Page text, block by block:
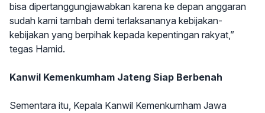
bisa dipertanggungjawabkan karena ke depan anggaran
sudah kami tambah demi terlaksananya kebijakan-
kebijakan yang berpihak kepada kepentingan rakyat,”
tegas Hamid.
Kanwil Kemenkumham Jateng Siap Berbenah
Sementara itu, Kepala Kanwil Kemenkumham Jawa